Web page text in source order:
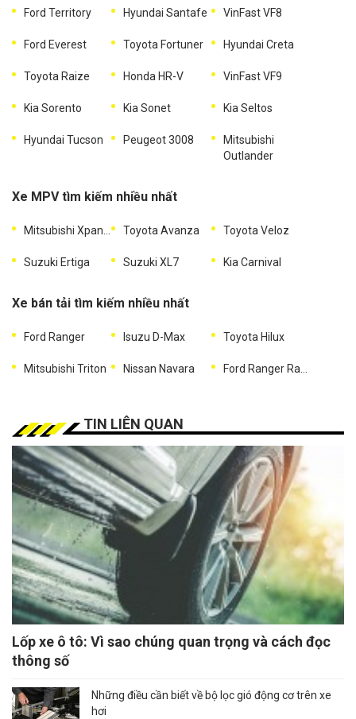
Ford Territory Hyundai Santafe VinFast VF8
Ford Everest Toyota Fortuner Hyundai Creta
Toyota Raize Honda HR-V VinFast VF9
Kia Sorento Kia Sonet Kia Seltos
Hyundai Tucson Peugeot 3008
Mitsubishi
Outlander
Xe MPV tìm kiếm nhiều nhất
Mitsubishi Xpander Toyota Avanza Toyota Veloz
Suzuki Ertiga Suzuki XL7 Kia Carnival
Xe bán tải tìm kiếm nhiều nhất
Ford Ranger Isuzu D-Max Toyota Hilux
Mitsubishi Triton Nissan Navara Ford Ranger Raptor
TIN LIÊN QUAN
Lốp xe ô tô: Vì sao chúng quan trọng và cách đọc
thông số
Những điều cần biết về bộ lọc gió động cơ trên xe
hơi